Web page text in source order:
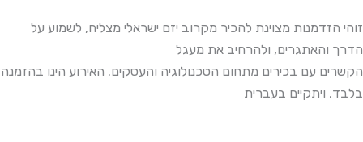
זוהי הזדמנות מצוינת להכיר מקרוב יזם ישראלי מצליח, לשמוע על
הדרך והאתגרים, ולהרחיב את מעגל
הקשרים עם בכירים מתחום הטכנולוגיה והעסקים. האירוע הינו בהזמנה
בלבד, ויתקיים בעברית